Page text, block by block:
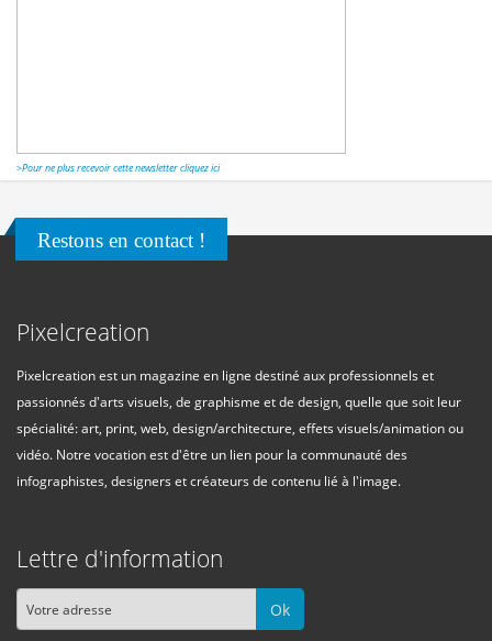
>Pour ne plus recevoir cette newsletter cliquez ici
Restons en contact !
Pixelcreation
Pixelcreation est un magazine en ligne destiné aux professionnels et
passionnés d'arts visuels, de graphisme et de design, quelle que soit leur
spécialité: art, print, web, design/architecture, effets visuels/animation ou
vidéo. Notre vocation est d'être un lien pour la communauté des
infographistes, designers et créateurs de contenu lié à l'image.
Lettre d'information
Ok